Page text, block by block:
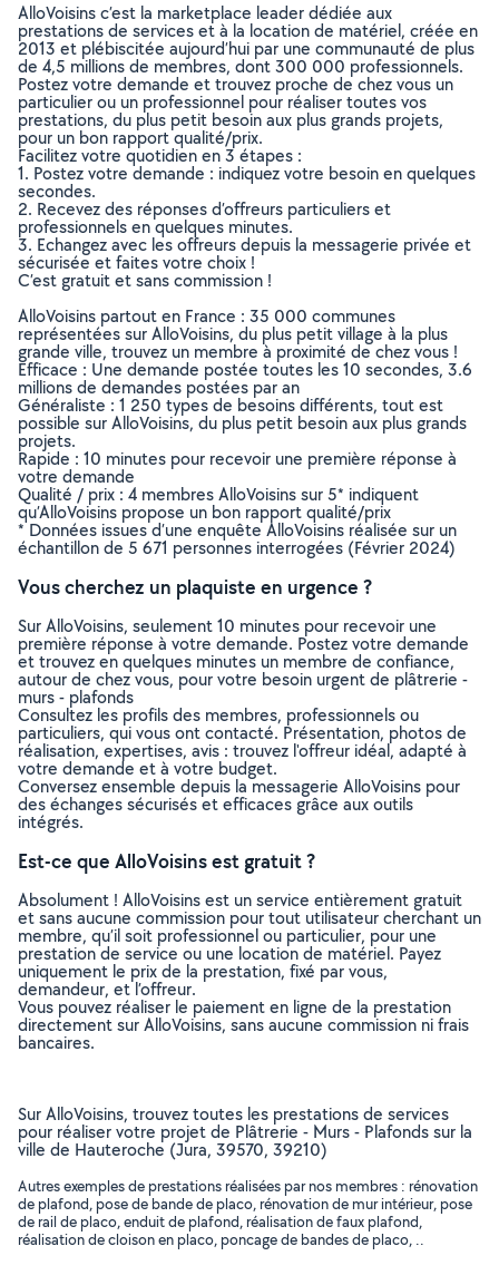
AlloVoisins c’est la marketplace leader dédiée aux
prestations de services et à la location de matériel, créée en
2013 et plébiscitée aujourd’hui par une communauté de plus
de 4,5 millions de membres, dont 300 000 professionnels.
Postez votre demande et trouvez proche de chez vous un
particulier ou un professionnel pour réaliser toutes vos
prestations, du plus petit besoin aux plus grands projets,
pour un bon rapport qualité/prix.
Facilitez votre quotidien en 3 étapes :
1. Postez votre demande : indiquez votre besoin en quelques
secondes.
2. Recevez des réponses d’offreurs particuliers et
professionnels en quelques minutes.
3. Echangez avec les offreurs depuis la messagerie privée et
sécurisée et faites votre choix !
C’est gratuit et sans commission !
AlloVoisins partout en France : 35 000 communes
représentées sur AlloVoisins, du plus petit village à la plus
grande ville, trouvez un membre à proximité de chez vous !
Efficace : Une demande postée toutes les 10 secondes, 3.6
millions de demandes postées par an
Généraliste : 1 250 types de besoins différents, tout est
possible sur AlloVoisins, du plus petit besoin aux plus grands
projets.
Rapide : 10 minutes pour recevoir une première réponse à
votre demande
Qualité / prix : 4 membres AlloVoisins sur 5* indiquent
qu’AlloVoisins propose un bon rapport qualité/prix
* Données issues d’une enquête AlloVoisins réalisée sur un
échantillon de 5 671 personnes interrogées (Février 2024)
Vous cherchez un plaquiste en urgence ?
Sur AlloVoisins, seulement 10 minutes pour recevoir une
première réponse à votre demande. Postez votre demande
et trouvez en quelques minutes un membre de confiance,
autour de chez vous, pour votre besoin urgent de plâtrerie -
murs - plafonds
Consultez les profils des membres, professionnels ou
particuliers, qui vous ont contacté. Présentation, photos de
réalisation, expertises, avis : trouvez l'offreur idéal, adapté à
votre demande et à votre budget.
Conversez ensemble depuis la messagerie AlloVoisins pour
des échanges sécurisés et efficaces grâce aux outils
intégrés.
Est-ce que AlloVoisins est gratuit ?
Absolument ! AlloVoisins est un service entièrement gratuit
et sans aucune commission pour tout utilisateur cherchant un
membre, qu’il soit professionnel ou particulier, pour une
prestation de service ou une location de matériel. Payez
uniquement le prix de la prestation, fixé par vous,
demandeur, et l’offreur.
Vous pouvez réaliser le paiement en ligne de la prestation
directement sur AlloVoisins, sans aucune commission ni frais
bancaires.
Sur AlloVoisins, trouvez toutes les prestations de services
pour réaliser votre projet de Plâtrerie - Murs - Plafonds sur la
ville de Hauteroche (Jura, 39570, 39210)
Autres exemples de prestations réalisées par nos membres : rénovation
de plafond, pose de bande de placo, rénovation de mur intérieur, pose
de rail de placo, enduit de plafond, réalisation de faux plafond,
réalisation de cloison en placo, poncage de bandes de placo, ..